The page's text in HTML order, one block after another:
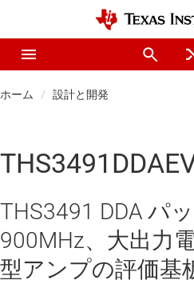
ホーム 設計と開発
THS3491 DDA パ
900MHz、大出力
型アンプの評価基